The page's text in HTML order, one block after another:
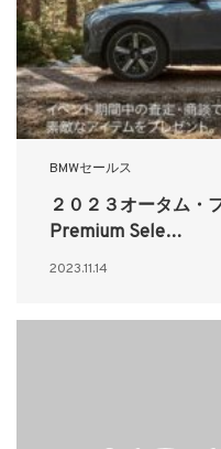
BMWセールス
２０２３オータム
Premium Sele…
2023.11.14